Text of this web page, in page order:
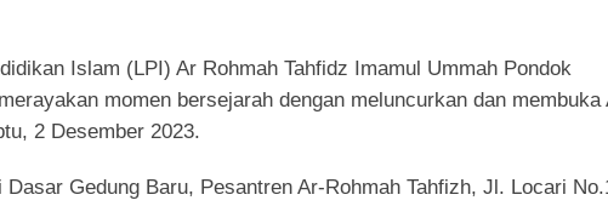
Islam (LPI) Ar Rohmah Tahfidz Imamul Ummah Pondok
momen bersejarah dengan meluncurkan dan membuka
2 Desember 2023.
Gedung Baru, Pesantren Ar-Rohmah Tahfizh, Jl. Locari